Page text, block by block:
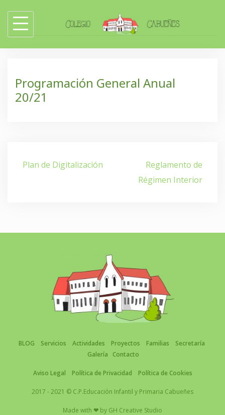
content
Programación General Anual
20/21
Navegación
Plan de Digitalización
Reglamento de
Régimen Interior
BLOG Servicios Actividades Proyectos Familias
Secretaría
Galería
Contacto
Aviso Legal Política de Privacidad Política de Cookies
2017 - 2021 © C.P.Educación Infantil y Primaria Cabueñes
Made with ❤ by GH Creative Studio